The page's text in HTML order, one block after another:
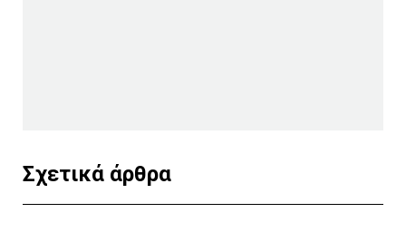
Σχετικά άρθρα